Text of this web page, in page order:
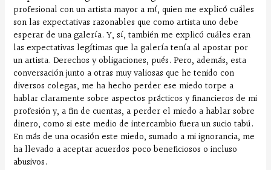
profesional con un artista mayor a mí, quien me explicó cuáles
son las expectativas razonables que como artista uno debe
esperar de una galería. Y, sí, también me explicó cuáles eran
las expectativas legítimas que la galería tenía al apostar por
un artista. Derechos y obligaciones, pués. Pero, además, esta
conversación junto a otras muy valiosas que he tenido con
diversos colegas, me ha hecho perder ese miedo torpe a
hablar claramente sobre aspectos prácticos y financieros de mi
profesión y, a fin de cuentas, a perder el miedo a hablar sobre
dinero, como si este medio de intercambio fuera un sucio tabú.
En más de una ocasión este miedo, sumado a mi ignorancia, me
ha llevado a aceptar acuerdos poco beneficiosos o incluso
abusivos.